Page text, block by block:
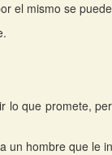
el mismo se
lo que promete,
un hombre que le